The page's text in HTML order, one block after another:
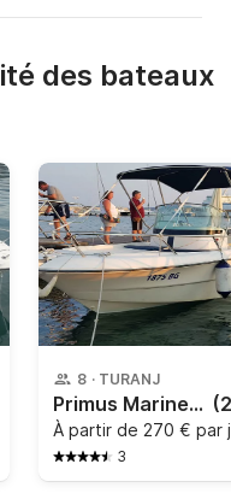
des bateaux
8 · TURANJ
Primus Marine - Fisher 20
À partir de 270 € par
3